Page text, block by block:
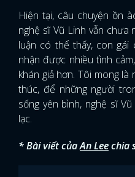
Hiện tại, câu chuyện ồn
nghệ sĩ Vũ Linh vẫn chưa
luận có thể thấy, con gái
nhận được nhiều tình
khán giả hơn. Tôi mong
thúc, để những người
sống yên bình, nghệ sĩ
lạc.
* Bài viết củaAn Leechia